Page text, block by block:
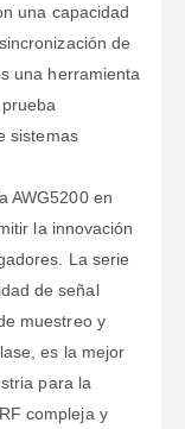
una capacidad
de
una herramienta
sistemas
AWG5200 en
la innovación
La serie
de señal
muestreo y
es la mejor
para la
compleja y